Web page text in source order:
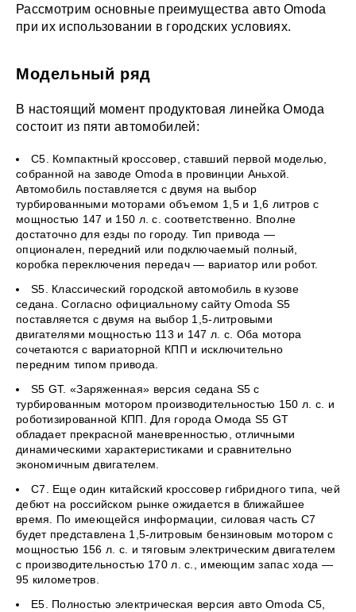
Рассмотрим основные преимущества авто Omoda
при их использовании в городских условиях.
Модельный ряд
В настоящий момент продуктовая линейка Омода
состоит из пяти автомобилей:
C5. Компактный кроссовер, ставший первой моделью,
собранной на заводе Omoda в провинции Аньхой.
Автомобиль поставляется с двумя на выбор
турбированными моторами объемом 1,5 и 1,6 литров с
мощностью 147 и 150 л. с. соответственно. Вполне
достаточно для езды по городу. Тип привода —
опционален, передний или подключаемый полный,
коробка переключения передач — вариатор или робот.
S5. Классический городской автомобиль в кузове
седана. Согласно официальному сайту Omoda S5
поставляется с двумя на выбор 1,5-литровыми
двигателями мощностью 113 и 147 л. с. Оба мотора
сочетаются с вариаторной КПП и исключительно
передним типом привода.
S5 GT. «Заряженная» версия седана S5 с
турбированным мотором производительностью 150 л. с. и
роботизированной КПП. Для города Омода S5 GT
обладает прекрасной маневренностью, отличными
динамическими характеристиками и сравнительно
экономичным двигателем.
C7. Еще один китайский кроссовер гибридного типа, чей
дебют на российском рынке ожидается в ближайшее
время. По имеющейся информации, силовая часть C7
будет представлена 1,5-литровым бензиновым мотором с
мощностью 156 л. с. и тяговым электрическим двигателем
с производительностью 170 л. с., имеющим запас хода —
95 километров.
E5. Полностью электрическая версия авто Omoda C5,